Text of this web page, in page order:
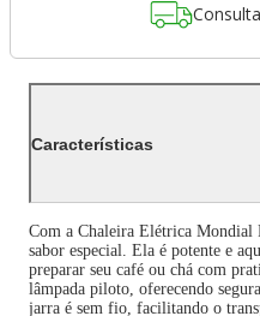
Características
Com a Chaleira Elétrica Mondial
sabor especial. Ela é potente e
preparar seu café ou chá com
lâmpada piloto, oferecendo
jarra é sem fio, facilitando o